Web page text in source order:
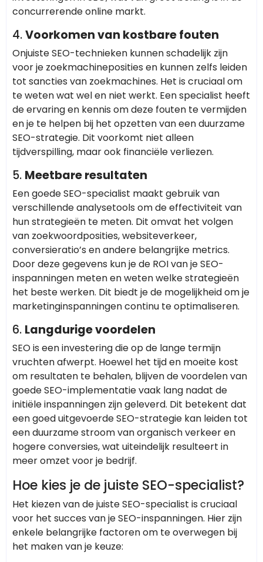
concurrerende online markt.
4.Voorkomen van kostbare fouten
Onjuiste SEO-technieken kunnen schadelijk zijn
voor je zoekmachineposities en kunnen zelfs leiden
tot sancties van zoekmachines. Het is cruciaal om
te weten wat wel en niet werkt. Een specialist heeft
de ervaring en kennis om deze fouten te vermijden
en je te helpen bij het opzetten van een duurzame
SEO-strategie. Dit voorkomt niet alleen
tijdverspilling, maar ook financiële verliezen.
5. Meetbare resultaten
Een goede SEO-specialist maakt gebruik van
verschillende analysetools om de effectiviteit van
hun strategieën te meten. Dit omvat het volgen
van zoekwoordposities, websiteverkeer,
conversieratio’s en andere belangrijke metrics.
Door deze gegevens kun je de ROI van je SEO-
inspanningen meten en weten welke strategieën
het beste werken. Dit biedt je de mogelijkheid om je
marketinginspanningen continu te optimaliseren.
6. Langdurige voordelen
SEO is een investering die op de lange termijn
vruchten afwerpt. Hoewel het tijd en moeite kost
om resultaten te behalen, blijven de voordelen van
goede SEO-implementatie vaak lang nadat de
initiële inspanningen zijn geleverd. Dit betekent dat
een goed uitgevoerde SEO-strategie kan leiden tot
een duurzame stroom van organisch verkeer en
hogere conversies, wat uiteindelijk resulteert in
meer omzet voor je bedrijf.
Hoe kies je de juiste SEO-specialist?
Het kiezen van de juiste SEO-specialist is cruciaal
voor het succes van je SEO-inspanningen. Hier zijn
enkele belangrijke factoren om te overwegen bij
het maken van je keuze: